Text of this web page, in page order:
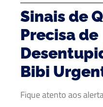
Sinais de
Precisa de
Bibi
Fique atento aos